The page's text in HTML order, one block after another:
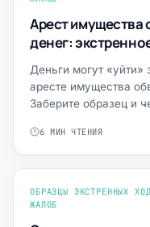
Арест имущества
денег:
Деньги могут «уйти»
аресте имущества
Заберите образец и
6 МИН ЧТЕНИЯ
ОБРАЗЦЫ ЭКСТРЕННЫХ
ЖАЛОБ